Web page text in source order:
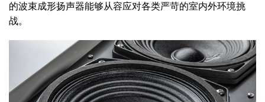
的波束成形扬声器能够从容应对各类严苛的室内外环境挑
战。